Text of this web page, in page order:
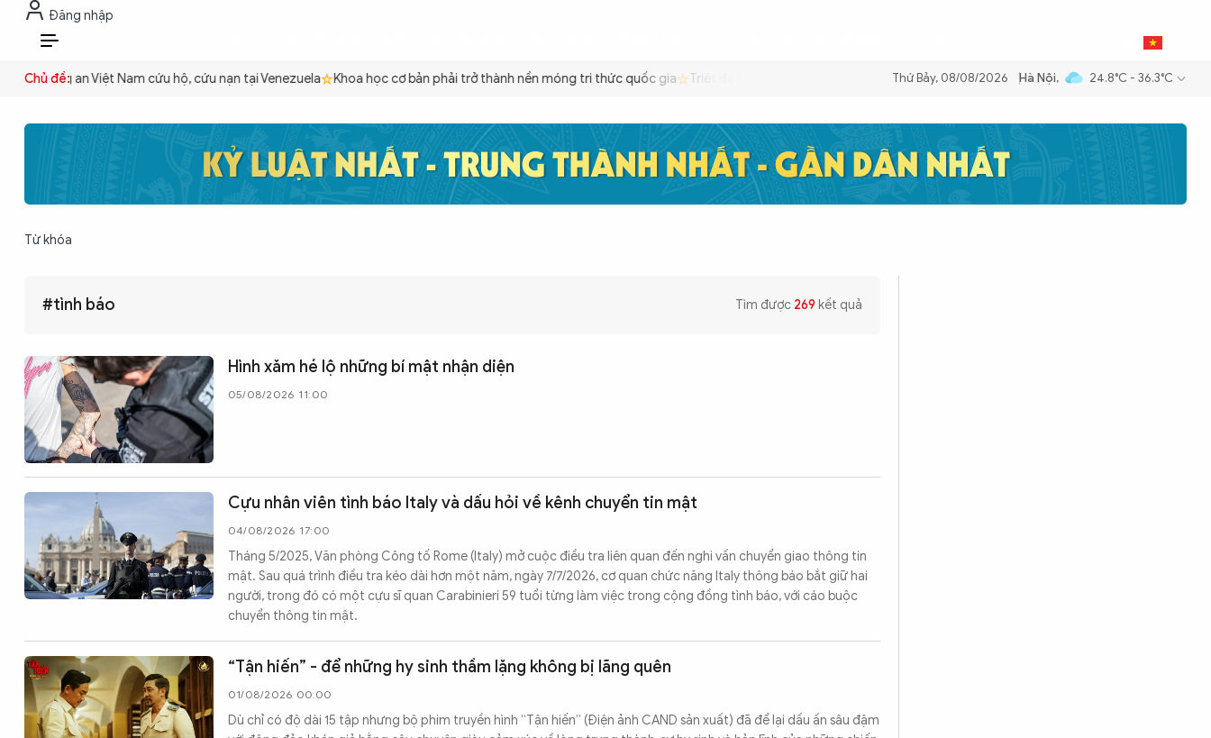
Đăng nhập
VI
CHỐNG DIỄN BIẾN HÒA BÌNH
CÔNG AN TRONG LÒNG DÂN
XÃ HỘI
PHÁP LUẬT
CÔNG NGHỆ
QUỐC TẾ
VĂN HÓA - THỂ THAO
ĐA PHƯƠNG TIỆN
eMagazine
Podcast
Chủ đề:
Công an Việt Nam cứu hộ, cứu nạn tại Venezuela Khoa học cơ bản phải trở thành nền móng tri thức quốc gia Triệt để tiết kiệm xăng dầu để đảm bảo an ninh năng lượng quốc gia Thực hiện Nghị
Thứ Bảy, 08/08/2026 Hà Nội, 24.8°C - 36.3°C
Từ khóa
#tình báo Tìm được 269 kết quả
Hình xăm hé lộ những bí mật nhận diện
05/08/2026 11:00
Cựu nhân viên tình báo Italy và dấu hỏi về kênh chuyển tin mật
04/08/2026 17:00
Tháng 5/2025, Văn phòng Công tố Rome (Italy) mở cuộc điều tra liên quan đến nghi vấn chuyển giao thông tin
mật. Sau quá trình điều tra kéo dài hơn một năm, ngày 7/7/2026, cơ quan chức năng Italy thông báo bắt giữ hai
người, trong đó có một cựu sĩ quan Carabinieri 59 tuổi từng làm việc trong cộng đồng tình báo, với cáo buộc
chuyển thông tin mật.
“Tận hiến” - để những hy sinh thầm lặng không bị lãng quên
01/08/2026 00:00
Dù chỉ có độ dài 15 tập nhưng bộ phim truyền hình “Tận hiến” (Điện ảnh CAND sản xuất) đã để lại dấu ấn sâu đậm